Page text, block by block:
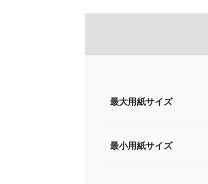
最大用紙サイズ
最小用紙サイズ